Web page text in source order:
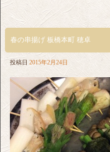
春の串揚げ 板橋本町 穂卓
投稿日 2015年2月24日